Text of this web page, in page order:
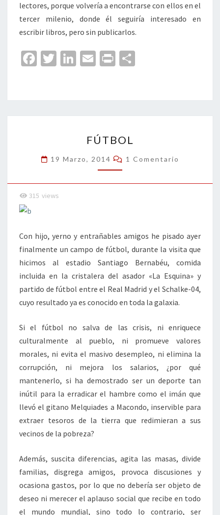
lectores, porque volvería a encontrarse con ellos en el
tercer milenio, donde él seguiría interesado en
escribir libros, pero sin publicarlos.
Fa
o
o
T
er
Li
dI
n
E
l
Pr
p
ar
FÚTBOL
19 Marzo, 2014 Comentarios
1 Comentario
315 views
Con hijo, yerno y entrañables amigos he pisado ayer
finalmente un campo de fútbol, durante la visita que
hicimos al estadio Santiago Bernabéu, comida
incluida en la cristalera del asador «La Esquina» y
partido de fútbol entre el Real Madrid y el Schalke-04,
cuyo resultado ya es conocido en toda la galaxia.
Si el fútbol no salva de las crisis, ni enriquece
culturalmente al pueblo, ni promueve valores
morales, ni evita el masivo desempleo, ni elimina la
corrupción, ni mejora los salarios, ¿por qué
mantenerlo, si ha demostrado ser un deporte tan
inútil para la erradicar el hambre como el imán que
llevó el gitano Melquiades a Macondo, inservible para
extraer tesoros de la tierra que redimieran a sus
vecinos de la pobreza?
Además, suscita diferencias, agita las masas, divide
familias, disgrega amigos, provoca discusiones y
ocasiona gastos, por lo que no debería ser objeto de
deseo ni merecer el aplauso social que recibe en todo
el mundo mundial, sino todo lo contrario, ser